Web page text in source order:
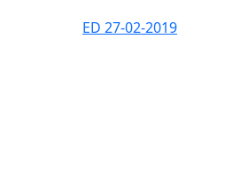
ED 27-02-2019